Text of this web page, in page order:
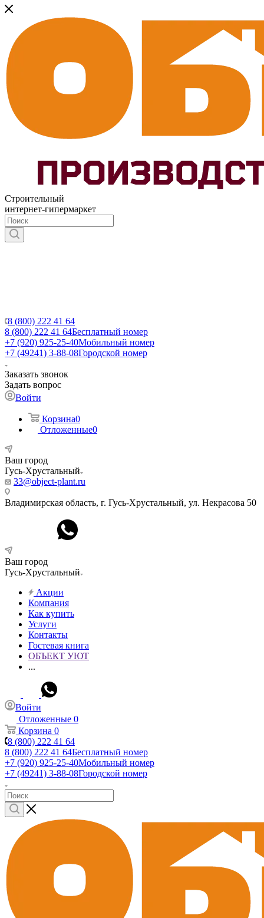
Строительный
интернет-гипермаркет
8 (800) 222 41 64
8 (800) 222 41 64Бесплатный номер
+7 (920) 925-25-40Мобильный номер
+7 (49241) 3-88-08Городской номер
Заказать звонок
Задать вопрос
Войти
Корзина0
Отложенные0
Ваш город
Гусь-Хрустальный
33@object-plant.ru
Владимирская область, г. Гусь-Хрустальный, ул. Некрасова 50
Ваш город
Гусь-Хрустальный
Акции
Компания
Как купить
Услуги
Контакты
Гостевая книга
ОБЪЕКТ УЮТ
...
Войти
Отложенные 0
Корзина 0
8 (800) 222 41 64
8 (800) 222 41 64Бесплатный номер
+7 (920) 925-25-40Мобильный номер
+7 (49241) 3-88-08Городской номер